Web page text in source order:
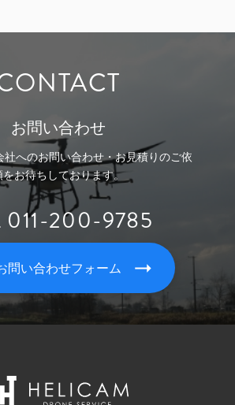
お問い合わせ
社へのお問い合わせ・お見積りのご依
をお待ちしております。
011-200-9785
問い合わせフォーム